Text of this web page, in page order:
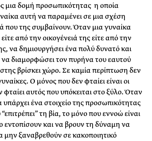
μια δομή προσωπικότητας η οποία
αυτή να παραμένει σε μια σχέση
που της συμβαίνουν. Όταν μια γυναίκα
από την οικογένειά της είτε από την
να δημιουργήσει ένα πολύ δυνατό και
να διαμορφώσει τον πυρήνα του εαυτού
βρίσκει χώρο. Σε καμία περίπτωση δεν
Ο μόνος που δεν φταίει είναι οι
φταίει αυτός που υπόκειται στο ξύλο. Όταν
ένα στοιχείο της προσωπικότητας
τη βία, το μόνο που εννοώ είναι
και να βρουν τη δύναμη να
ξαναβρεθούν σε κακοποιητικό